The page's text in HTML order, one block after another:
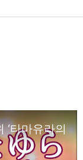
타마유라의